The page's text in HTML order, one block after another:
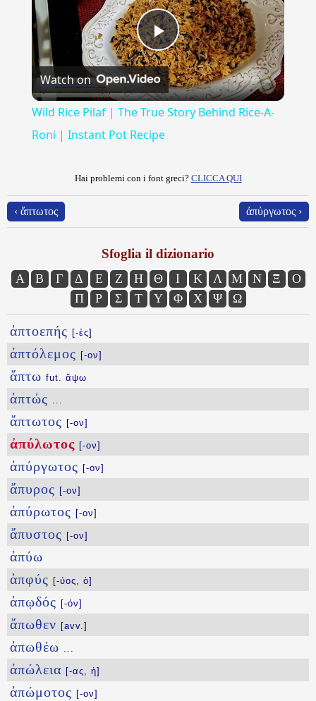
Play
Video
Watch on
Wild Rice Pilaf | The True Story Behind Rice-A-
Roni | Instant Pot Recipe
Hai problemi con i font greci? CLICCA QUI
‹ ἄπτωτος ἀπύργωτος ›
Sfoglia il dizionario
Α Β Γ Δ Ε Ζ Η Θ Ι Κ Λ Μ Ν Ξ
Ο
Π
Ρ Σ Τ Υ Φ Χ Ψ Ω
ἀπτοεπής [-ές]
ἀπτόλεμος [-ον]
ἅπτω fut. ἅψω
ἀπτώς ...
ἄπτωτος [-ον]
ἀπύλωτος [-ον]
ἀπύργωτος [-ον]
ἄπυρος [-ον]
ἀπύρωτος [-ον]
ἄπυστος [-ον]
ἀπύω
ἀπφύς [-ύος, ὁ]
ἀπῳδός [-όν]
ἄπωθεν [avv.]
ἀπωθέω ...
ἀπώλεια [-ας, ἡ]
ἀπώμοτος [-ον]